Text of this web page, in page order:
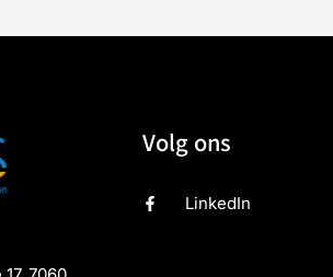
Volg ons
LinkedIn